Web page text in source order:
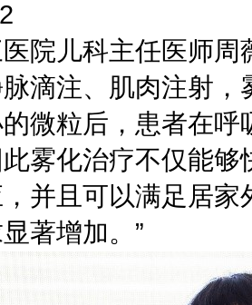
院儿科主任医师
滴注、肌肉注射
微粒后，患者在
雾化治疗不仅能
并且可以满足居家
著增加。”